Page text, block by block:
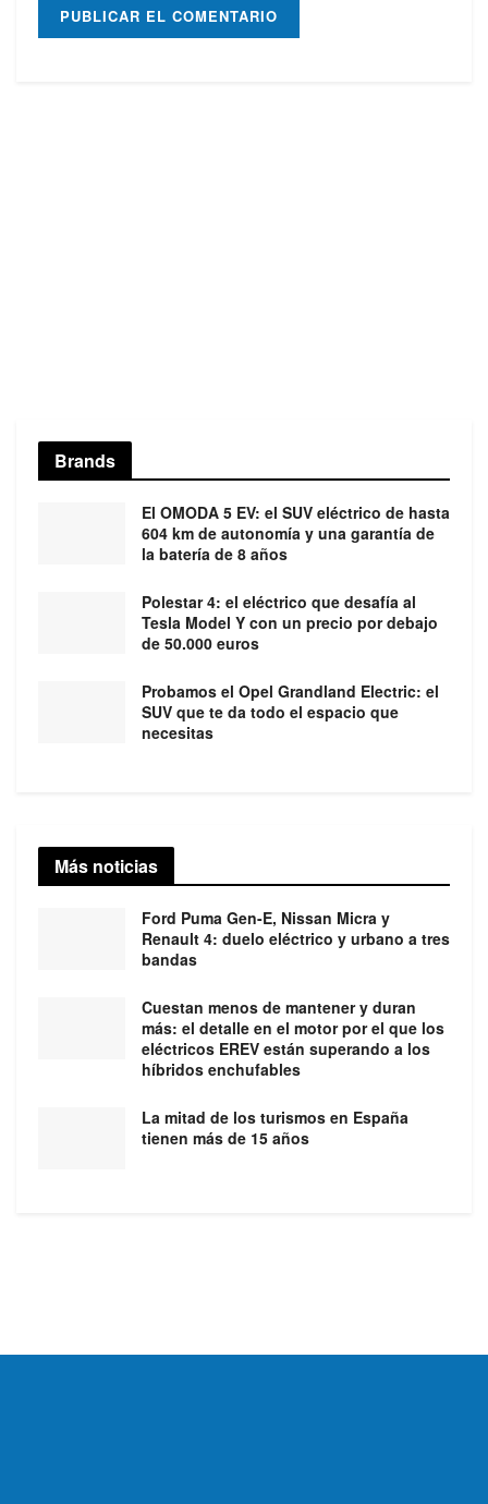
Brands
El OMODA 5 EV: el SUV eléctrico de hasta
604 km de autonomía y una garantía de
la batería de 8 años
Polestar 4: el eléctrico que desafía al
Tesla Model Y con un precio por debajo
de 50.000 euros
Probamos el Opel Grandland Electric: el
SUV que te da todo el espacio que
necesitas
Más noticias
Ford Puma Gen-E, Nissan Micra y
Renault 4: duelo eléctrico y urbano a tres
bandas
Cuestan menos de mantener y duran
más: el detalle en el motor por el que los
eléctricos EREV están superando a los
híbridos enchufables
La mitad de los turismos en España
tienen más de 15 años